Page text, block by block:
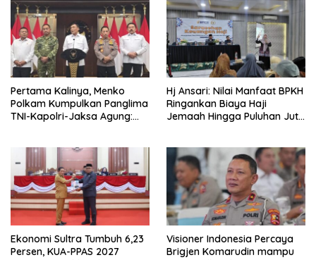
Pertama Kalinya, Menko
Polkam Kumpulkan Panglima
TNI-Kapolri-Jaksa Agung:
Hj Ansari: Nilai Manfaat BPKH
Ringankan Biaya Haji
Jemaah Hingga Puluhan Juta
Ekonomi Sultra Tumbuh 6,23
Persen, KUA-PPAS 2027
Visioner Indonesia Percaya
Brigjen Komarudin mampu